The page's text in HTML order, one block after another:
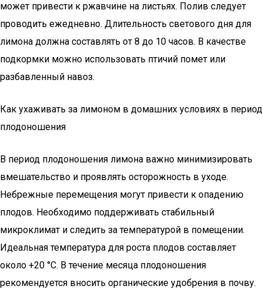
может привести к ржавчине на листьях. Полив следует
проводить ежедневно. Длительность светового дня для
лимона должна составлять от 8 до 10 часов. В качестве
подкормки можно использовать птичий помет или
разбавленный навоз.
Как ухаживать за лимоном в домашних условиях в период
плодоношения
В период плодоношения лимона важно минимизировать
вмешательство и проявлять осторожность в уходе.
Небрежные перемещения могут привести к опадению
плодов. Необходимо поддерживать стабильный
микроклимат и следить за температурой в помещении.
Идеальная температура для роста плодов составляет
около +20 °С. В течение месяца плодоношения
рекомендуется вносить органические удобрения в почву.